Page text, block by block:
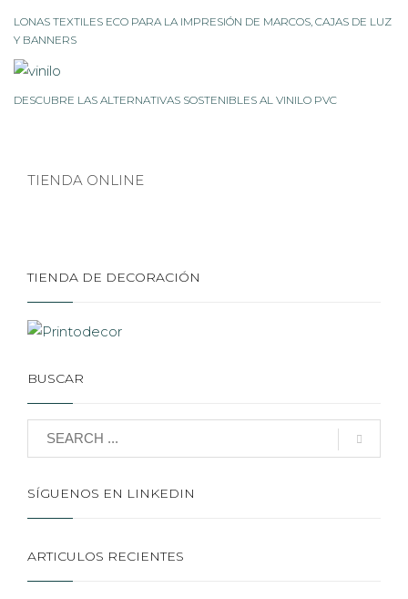
LONAS TEXTILES ECO PARA LA IMPRESIÓN DE MARCOS, CAJAS DE LUZ
Y BANNERS
DESCUBRE LAS ALTERNATIVAS SOSTENIBLES AL VINILO PVC
TIENDA ONLINE
TIENDA DE DECORACIÓN
BUSCAR
SÍGUENOS EN LINKEDIN
ARTICULOS RECIENTES